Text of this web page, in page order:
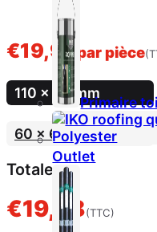
Primaire
Outlet
€19,98 par pièce
110 × 64 mm
60 x 64 mm
Totale
€19,98(TTC)